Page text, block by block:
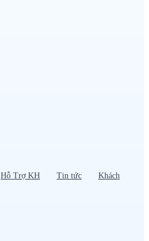
Hỗ Trợ KH Tin tức
Khách